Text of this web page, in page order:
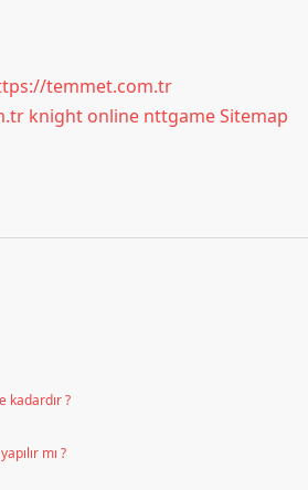
temmet.com.tr
knight online nttgameSitemap
kadardır ?
mı ?